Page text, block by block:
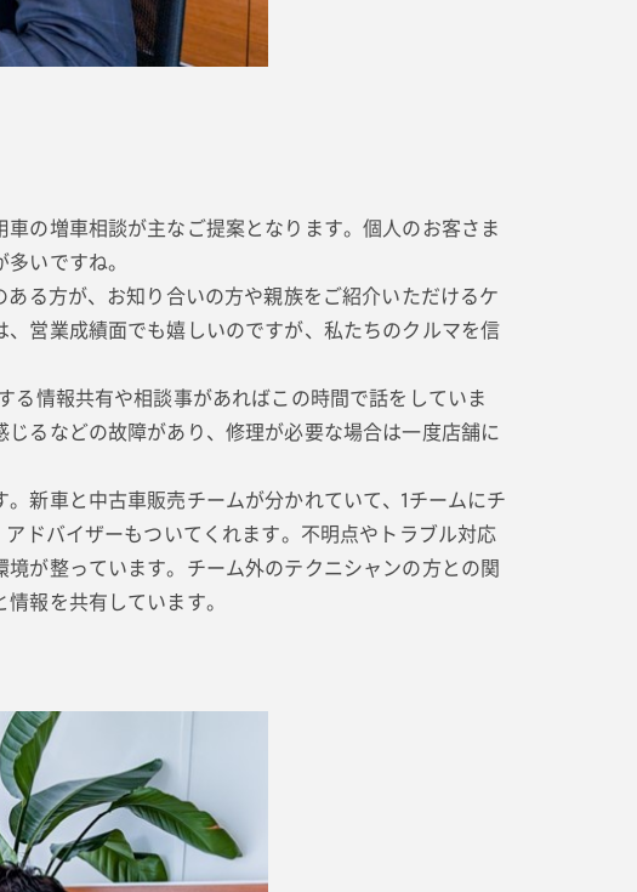
の増車相談が主なご提案となります。個人のお客さま
いですね。
る方が、お知り合いの方や親族をご紹介いただけるケ
営業成績面でも嬉しいのですが、私たちのクルマを信
情報共有や相談事があればこの時間で話をしていま
るなどの故障があり、修理が必要な場合は一度店舗に
新車と中古車販売チームが分かれていて、1チームにチ
ドバイザーもついてくれます。不明点やトラブル対応
が整っています。チーム外のテクニシャンの方との関
報を共有しています。